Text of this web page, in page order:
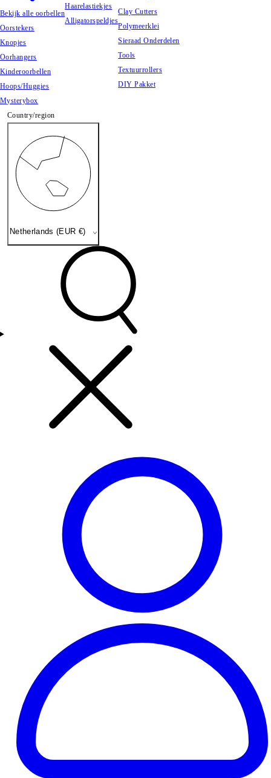
Bekijk alle oorbellen
Oorstekers
Knopjes
Oorhangers
Kinderoorbellen
Hoops/Huggies
Mysterybox
Haarelastiekjes
Alligatorspeldjes
Clay Cutters
Polymeerklei
Sieraad Onderdelen
Tools
Textuurrollers
DIY Pakket
Country/region
Netherlands (EUR €)